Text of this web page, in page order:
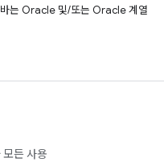
는 Oracle 및/또는 Oracle 계열
든 사용